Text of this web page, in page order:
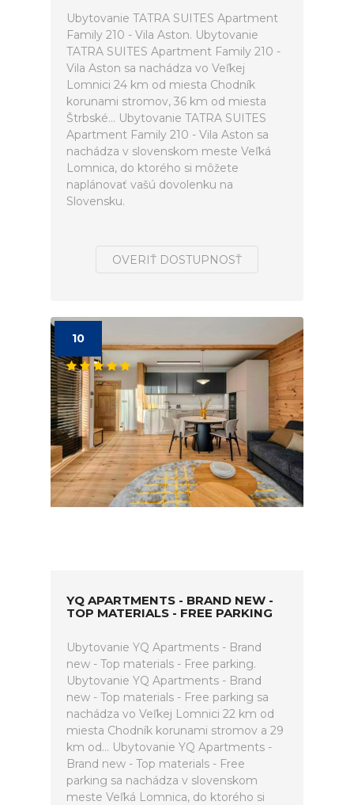
Ubytovanie TATRA SUITES Apartment
Family 210 - Vila Aston. Ubytovanie
TATRA SUITES Apartment Family 210 -
Vila Aston sa nachádza vo Veľkej
Lomnici 24 km od miesta Chodník
korunami stromov, 36 km od miesta
Štrbské... Ubytovanie TATRA SUITES
Apartment Family 210 - Vila Aston sa
nachádza v slovenskom meste Veľká
Lomnica, do ktorého si môžete
naplánovať vašú dovolenku na
Slovensku.
OVERIŤ DOSTUPNOSŤ
10
YQ APARTMENTS - BRAND NEW -
TOP MATERIALS - FREE PARKING
Ubytovanie YQ Apartments - Brand
new - Top materials - Free parking.
Ubytovanie YQ Apartments - Brand
new - Top materials - Free parking sa
nachádza vo Veľkej Lomnici 22 km od
miesta Chodník korunami stromov a 29
km od... Ubytovanie YQ Apartments -
Brand new - Top materials - Free
parking sa nachádza v slovenskom
meste Veľká Lomnica, do ktorého si